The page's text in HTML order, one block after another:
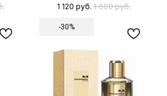
1 120 руб. 1 600 руб.
-30%